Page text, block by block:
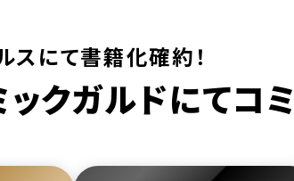
にて書籍化確約！
クガルドにてコ